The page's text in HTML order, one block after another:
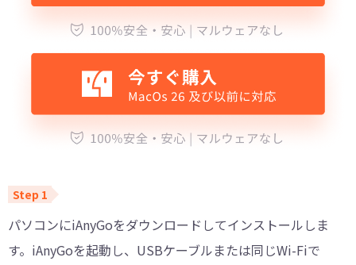
パソコンにiAnyGoをダウンロードしてインストールしま
す。iAnyGoを起動し、USBケーブルまたは同じWi-Fiで